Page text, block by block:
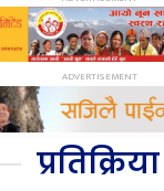
प्रतिक्रिया